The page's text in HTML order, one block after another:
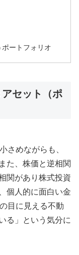
ートフォリオ
セット（ポ
さめながらも、
た、株価と逆相関
関があり株式投資
個人的に面白い金
目に見える不動
る」という気分に